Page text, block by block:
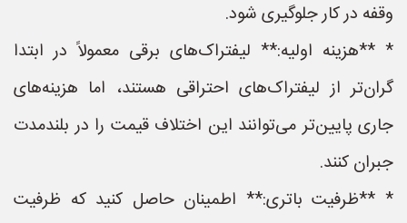
وقفه در کار جلوگیری شود.
* **هزینه اولیه:** لیفتراک‌های برقی معمولاً در ابتدا
گران‌تر از لیفتراک‌های احتراقی هستند، اما هزینه‌های
جاری پایین‌تر می‌توانند این اختلاف قیمت را در بلندمدت
جبران کنند.
* **ظرفیت باتری:** اطمینان حاصل کنید که ظرفیت